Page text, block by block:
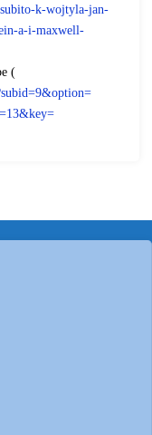
subito-k-wojtyla-jan-
a-i-maxwell-
(